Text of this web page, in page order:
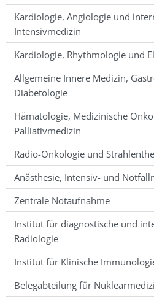
Kardiologie, Angiologie und
Intensivmedizin
Kardiologie, Rhythmologie und
Allgemeine Innere Medizin,
Diabetologie
Hämatologie, Medizinische
Palliativmedizin
Radio-Onkologie und
Anästhesie, Intensiv- und
Zentrale Notaufnahme
Institut für diagnostische und
Radiologie
Institut für Klinische
Belegabteilung für